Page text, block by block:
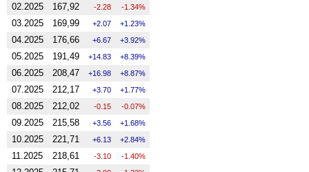
02.2025 167,92 -2.28 -1.34%
03.2025 169,99 2.07 1.23%
04.2025 176,66 6.67 3.92%
05.2025 191,49 14.83 8.39%
06.2025 208,47 16.98 8.87%
07.2025 212,17 3.70 1.77%
08.2025 212,02 -0.15 -0.07%
09.2025 215,58 3.56 1.68%
10.2025 221,71 6.13 2.84%
11.2025 218,61 -3.10 -1.40%